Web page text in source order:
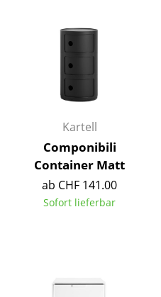
Decken
Teppiche
Vorhänge
... alle Accessoires
Räume
Kartell
Componibili
Container Matt
ab CHF 141.00
Sofort lieferbar